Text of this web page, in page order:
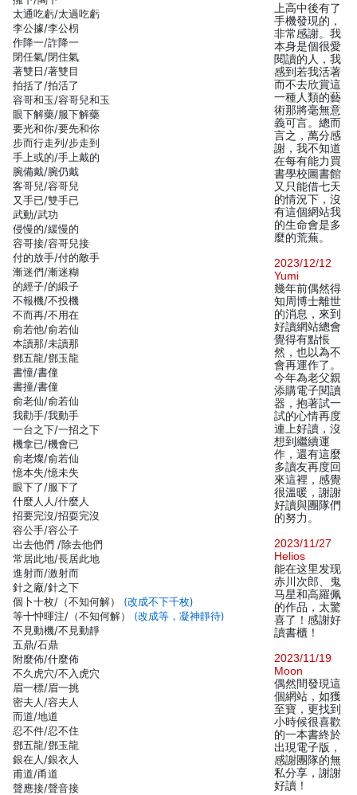
太通吃虧/太過吃虧
李公據/李公枴
作降一/詐降一
閉任氣/閉住氣
著雙日/著雙目
拍括了/拍活了
容哥和玉/容哥兒和玉
眼下解藥/服下解藥
要光和你/要先和你
步而行走列/步走到
手上或的/手上戴的
腕備戴/腕仍戴
客哥兒/容哥兒
又手已/雙手已
武動/武功
侵慢的/緩慢的
容哥接/容哥兒接
付的放手/付的敵手
漸迷們/漸迷糊
的經子/的緞子
不報機/不投機
不而再/不用在
俞若他/俞若仙
本讀那/未讀那
鄧五龍/鄧玉龍
書憧/書僮
書撞/書僮
俞老仙/俞若仙
我勸手/我動手
一台之下/一招之下
機拿已/機會已
俞老燦/俞若仙
憶本失/憶未失
眼下了/服下了
什麼人人/什麼人
招要完沒/招耍完沒
容公手/容公子
出去他們 /除去他們
常居此地/長居此地
進射而/激射而
針之廠/針之下
個卜十枚/（不知何解） (改成不下千枚)
等十忡暉注/（不知何解） (改成等，凝神靜待)
不見動機/不見動靜
五鼎/石鼎
附麼佈/什麼佈
不久虎穴/不入虎穴
眉一標/眉一挑
密夫人/容夫人
而道/地道
忍不件/忍不住
鄧五龍/鄧玉龍
銀在人/銀衣人
甫道/甬道
聲應接/聲音接
上高中後有了
手機發現的，
非常感謝。我
本身是個很愛
閱讀的人，我
感到若我活著
而不去欣賞這
一種人類的藝
術那將毫無意
義可言。總而
言之，萬分感
謝，我不知道
在每有能力買
書學校圖書館
又只能借七天
的情況下，沒
有這個網站我
的生命會是多
麼的荒蕪。
2023/12/12
Yumi
幾年前偶然得
知周博士離世
的消息，來到
好讀網站總會
覺得有點悵
然，也以為不
會再運作了。
今年為老父親
添購電子閱讀
器，抱著試一
試的心情再度
連上好讀，沒
想到繼續運
作，還有這麼
多讀友再度回
來這裡，感覺
很溫暖，謝謝
好讀與團隊們
的努力。
2023/11/27
Helios
能在这里发现
赤川次郎、鬼
马星和高羅佩
的作品，太驚
喜了！感謝好
讀書櫃！
2023/11/19
Moon
偶然間發現這
個網站，如獲
至寶，更找到
小時候很喜歡
的一本書終於
出現電子版，
感謝團隊的無
私分享，謝謝
好讀！